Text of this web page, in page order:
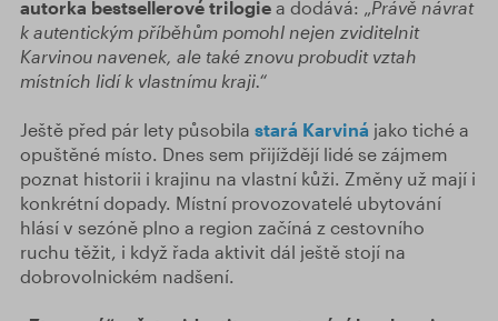
autorka bestsellerové trilogie a dodává: „Právě návrat
k autentickým příběhům pomohl nejen zviditelnit
Karvinou navenek, ale také znovu probudit vztah
místních lidí k vlastnímu kraji.“
Ještě před pár lety působila stará Karviná jako tiché a
opuštěné místo. Dnes sem přijíždějí lidé se zájmem
poznat historii i krajinu na vlastní kůži. Změny už mají i
konkrétní dopady. Místní provozovatelé ubytování
hlásí v sezóně plno a region začíná z cestovního
ruchu těžit, i když řada aktivit dál ještě stojí na
dobrovolnickém nadšení.